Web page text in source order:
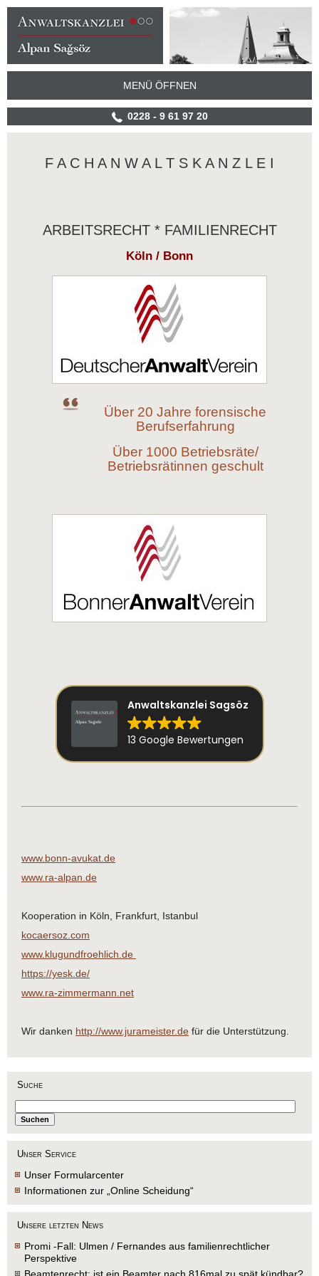
MENÜ ÖFFNEN
0228 - 9 61 97 20
Suche
Unser Service
Unser Formularcenter
Informationen zur „Online Scheidung“
Unsere letzten News
Promi -Fall: Ulmen / Fernandes aus familienrechtlicher
Perspektive
Beamtenrecht: ist ein Beamter nach 816mal zu spät kündbar?
F A C H A N W A L T S K A N Z L E I
ARBEITSRECHT * FAMILIENRECHT
Köln / Bonn
Über 20 Jahre forensische
Berufserfahrung
Über 1000 Betriebsräte/
Betriebsrätinnen geschult
Anwaltskanzlei Sagsöz
13 Google Bewertungen
www.bonn-avukat.de
www.ra-alpan.de
Kooperation in Köln, Frankfurt, Istanbul
kocaersoz.com
www.klugundfroehlich.de
https://yesk.de/
www.ra-zimmermann.net
Wir danken http://www.jurameister.de für die Unterstützung.